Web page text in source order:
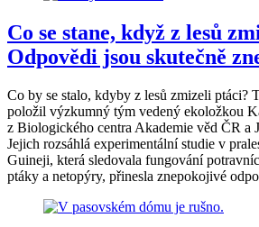
Co se stane, když z lesů
Odpovědi jsou skutečně
Co by se stalo, kdyby z lesů zmizeli ptáci?
položil výzkumný tým vedený ekoložkou
z Biologického centra Akademie věd ČR a
Jejich rozsáhlá experimentální studie v
Guineji, která sledovala fungování
ptáky a netopýry, přinesla znepokojivé